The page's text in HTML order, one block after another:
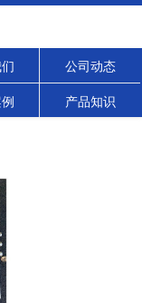
公司动态
产品知识